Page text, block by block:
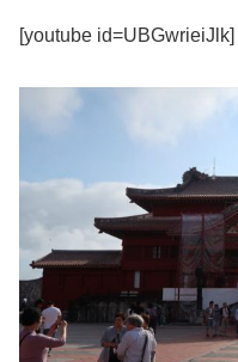
[youtube id=UBGwrieiJlk]